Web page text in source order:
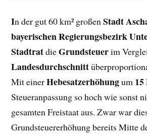
In der gut 60 km² großenStadt
bayerischen Regierungsbezirk
StadtratdieGrundsteuerim
Landesdurchschnitt
Mit einerHebesatzerhöhungum
Steueranpassung so hoch wie sonst
gesamten Freistaat aus. Zwar war
Grundsteuererhöhung bereits Mitte